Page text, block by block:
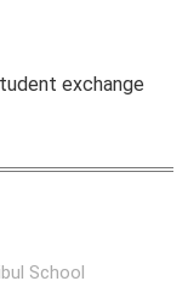
exchange
School